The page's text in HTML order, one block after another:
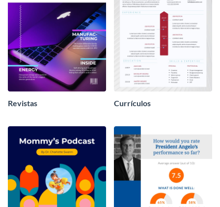
Revistas Currículos